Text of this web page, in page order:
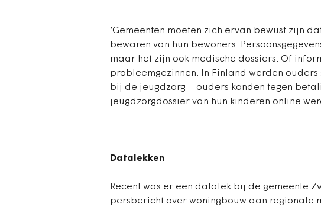
‘Gemeenten moeten zich ervan bewust zijn
bewaren van hun bewoners.
maar het zijn ook medische dossiers. Of
probleemgezinnen. In Finland werden
bij de jeugdzorg – ouders konden tegen
jeugdzorgdossier van hun kinderen online
Datalekken
Recent was er een datalek bij de gemeente
persbericht over woningbouw aan regionale